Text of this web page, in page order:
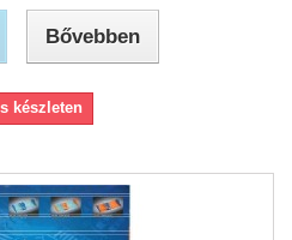
Bővebben
készleten